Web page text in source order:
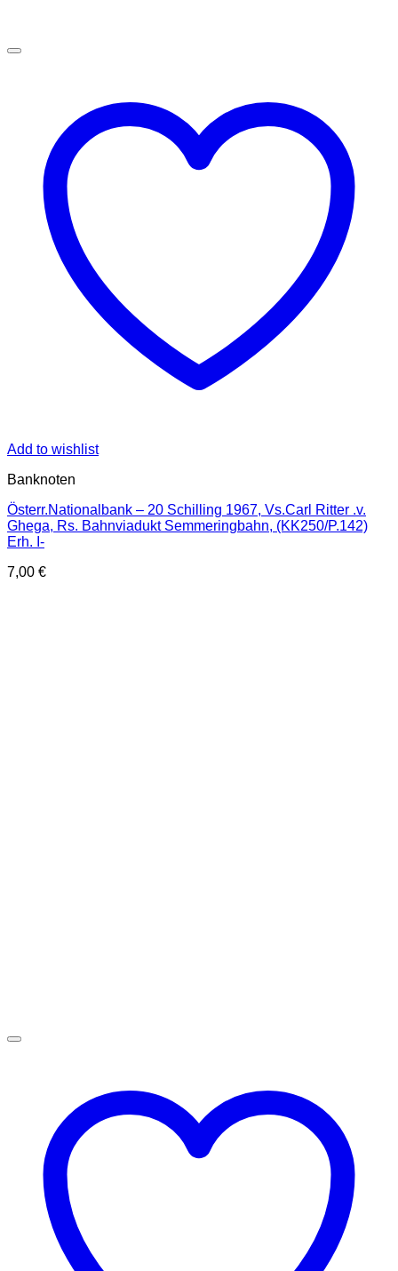
Add to wishlist
Banknoten
Österr.Nationalbank – 20 Schilling 1967, Vs.Carl Ritter .v.
Ghega, Rs. Bahnviadukt Semmeringbahn, (KK250/P.142)
Erh. I-
7,00 €